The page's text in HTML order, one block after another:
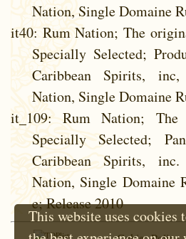
Nation, Single Domaine
it40: Rum Nation; The
Specially Selected;
Caribbean Spirits,
Nation, Single Domaine
it_109: Rum Nation;
Specially Selected;
Caribbean Spirits,
Nation, Single Domaine
e; Release 2010
This website uses cookies